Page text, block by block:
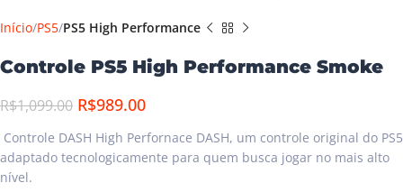
Início PS5 PS5 High Performance
Controle PS5 High Performance Smoke
R$1,099.00 R$989.00
Controle DASH High Perfornace DASH, um controle original do PS5
adaptado tecnologicamente para quem busca jogar no mais alto
nível.